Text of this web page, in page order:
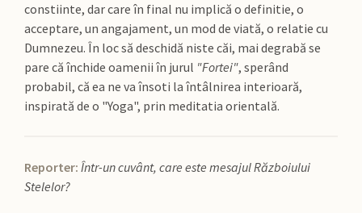
constiinte, dar care în final nu implică o definitie, o
acceptare, un angajament, un mod de viată, o relatie cu
Dumnezeu. În loc să deschidă niste căi, mai degrabă se
pare că închide oamenii în jurul "Fortei", sperând
probabil, că ea ne va însoti la întâlnirea interioară,
inspirată de o "Yoga", prin meditatia orientală.
Reporter: Într-un cuvânt, care este mesajul Războiului
Stelelor?